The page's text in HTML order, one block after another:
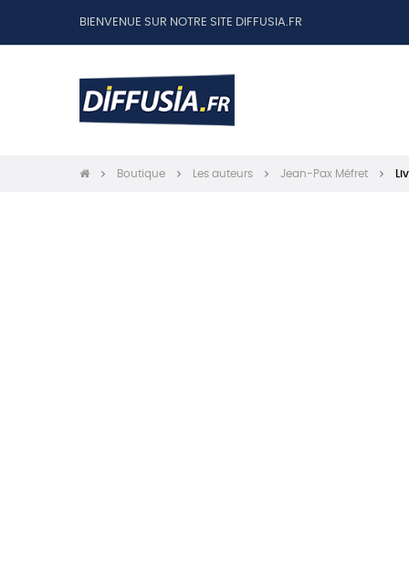
BIENVENUE SUR NOTRE SITE DIFFUSIA.FR
Boutique Les auteurs Jean-Pax Méfret